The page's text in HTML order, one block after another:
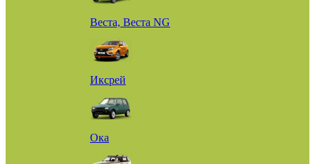
Веста, Веста NG
Иксрей
Ока